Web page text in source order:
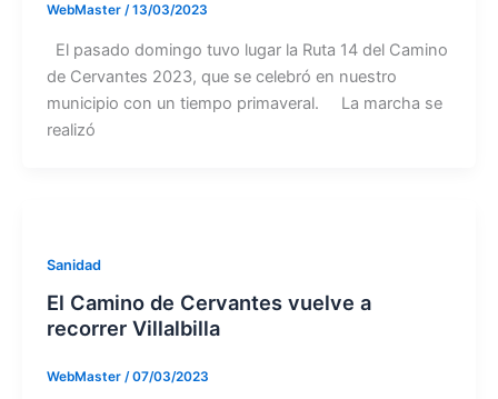
WebMaster /13/03/2023
El pasado domingo tuvo lugar la Ruta 14 del Camino
de Cervantes 2023, que se celebró en nuestro
municipio con un tiempo primaveral. La marcha se
realizó
Sanidad
El Camino de Cervantes vuelve a
recorrer Villalbilla
WebMaster /07/03/2023